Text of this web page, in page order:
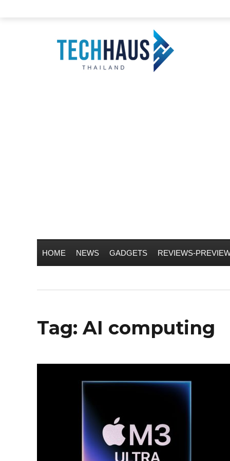
HOME NEWS GADGETS REVIEWS-
Tag:AI computing